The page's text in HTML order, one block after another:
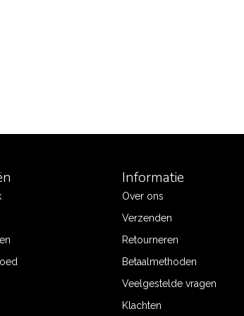
Informatie
Over ons
Verzenden
Retourneren
Betaalmethoden
Veelgestelde vragen
Klachten